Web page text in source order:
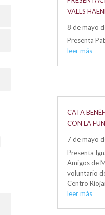
VALLS
8 de mayo
Presenta
leer más
CATA
CON LA
7 de mayo
Presenta
Amigos de
voluntario
Centro
leer más